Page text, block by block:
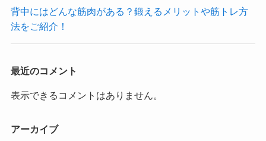
背中にはどんな筋肉がある？鍛えるメリットや筋トレ方
法をご紹介！
最近のコメント
表示できるコメントはありません。
アーカイブ